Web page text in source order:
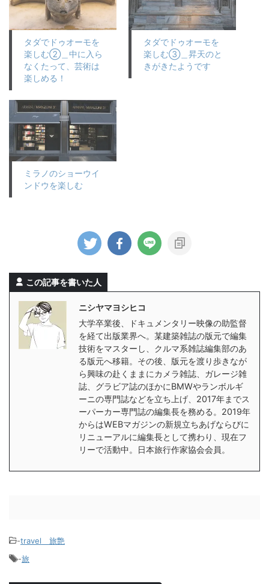
タダでドゥオーモを
楽しむ②＿中に入ら
なくたって、芸術は
楽しめる！
タダでドゥオーモを
楽しむ③＿昇天のと
きがきたようです
ミラノのショーウイ
ンドウを楽しむ
この記事を書いた人
ニシヤマヨシヒコ
大学卒業後、ドキュメンタリー映像の助監督
を経て出版業界へ。某建築雑誌の版元で編集
技術をマスターし、クルマ系雑誌編集部のあ
る版元へ移籍。その後、版元を渡り歩きなが
ら興味の赴くままにカメラ雑誌、ガレージ雑
誌、グラビア誌のほかにBMWやランボルギ
ーニの専門誌などを立ち上げ、2017年までス
ーパーカー専門誌の編集長を務める。2019年
からはWEBマガジンの新規立ちあげならびに
リニューアルに編集長として携わり、現在フ
リーで活動中。日本旅行作家協会会員。
-travel＿旅艶
-旅